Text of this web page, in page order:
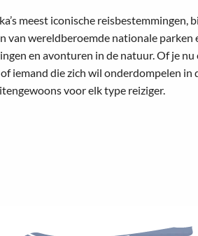
meest iconische reisbestemmingen,
van wereldberoemde nationale
en avonturen in de natuur. Of je
iemand die zich wil onderdompelen in
voor elk type reiziger.